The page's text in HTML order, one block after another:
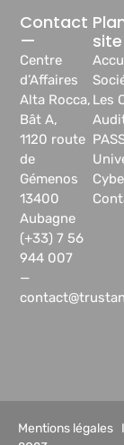
Les
Contact
—
Centre
d’Affaires
Alta Rocca,
Bât A,
1120 route
de
Gémenos
13400
Aubagne
(+33) 7 56
944 007
—
Mentions légales